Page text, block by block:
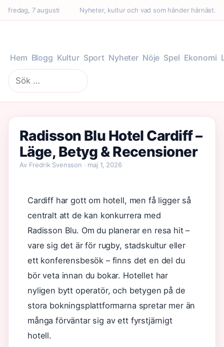
fredag, 7 augusti Nyheter, kultur och vad som händer härnäst.
Hem Blogg Kultur Sport Nyheter Nöje Spel Ekonomi
Sök
efter:
Radisson Blu Hotel Cardiff –
Läge, Betyg & Recensioner
Av Fredrik Svensson · maj 1, 2026
Cardiff har gott om hotell, men få ligger så
centralt att de kan konkurrera med
Radisson Blu. Om du planerar en resa hit –
vare sig det är för rugby, stadskultur eller
ett konferensbesök – finns det en del du
bör veta innan du bokar. Hotellet har
nyligen bytt operatör, och betygen på de
stora bokningsplattformarna spretar mer än
många förväntar sig av ett fyrstjärnigt
hotell.